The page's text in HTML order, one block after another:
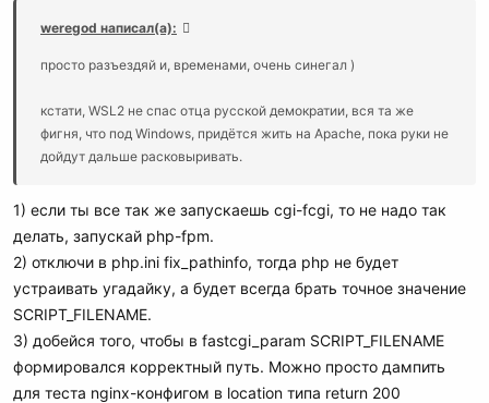
weregod написал(а):
просто разъездяй и, временами, очень синегал )
кстати, WSL2 не спас отца русской демократии, вся та же
фигня, что под Windows, придётся жить на Apache, пока руки не
дойдут дальше расковыривать.
1) если ты все так же запускаешь cgi-fcgi, то не надо так
делать, запускай php-fpm.
2) отключи в php.ini fix_pathinfo, тогда php не будет
устраивать угадайку, а будет всегда брать точное значение
SCRIPT_FILENAME.
3) добейся того, чтобы в fastcgi_param SCRIPT_FILENAME
формировался корректный путь. Можно просто дампить
для теста nginx-конфигом в location типа return 200